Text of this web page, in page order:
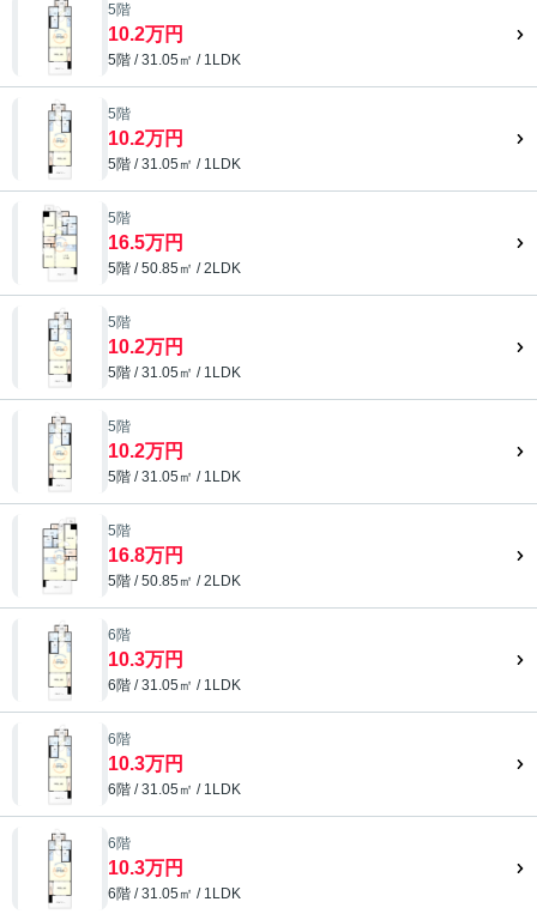
5階
10.2万円
5階 / 31.05㎡ / 1LDK
5階
10.2万円
5階 / 31.05㎡ / 1LDK
5階
16.5万円
5階 / 50.85㎡ / 2LDK
5階
10.2万円
5階 / 31.05㎡ / 1LDK
5階
10.2万円
5階 / 31.05㎡ / 1LDK
5階
16.8万円
5階 / 50.85㎡ / 2LDK
6階
10.3万円
6階 / 31.05㎡ / 1LDK
6階
10.3万円
6階 / 31.05㎡ / 1LDK
6階
10.3万円
6階 / 31.05㎡ / 1LDK